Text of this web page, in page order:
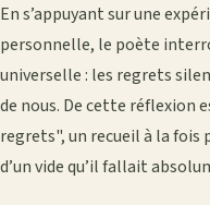
‎En s’appuyant sur une
personnelle, le poète
universelle : les regrets
de nous. De cette réflexion
regrets", un recueil à la
d’un vide qu’il fallait